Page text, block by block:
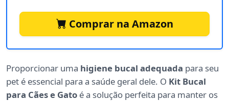
Comprar na Amazon
Proporcionar uma higiene bucal adequada para seu
pet é essencial para a saúde geral dele. O Kit Bucal
para Cães e Gato é a solução perfeita para manter os